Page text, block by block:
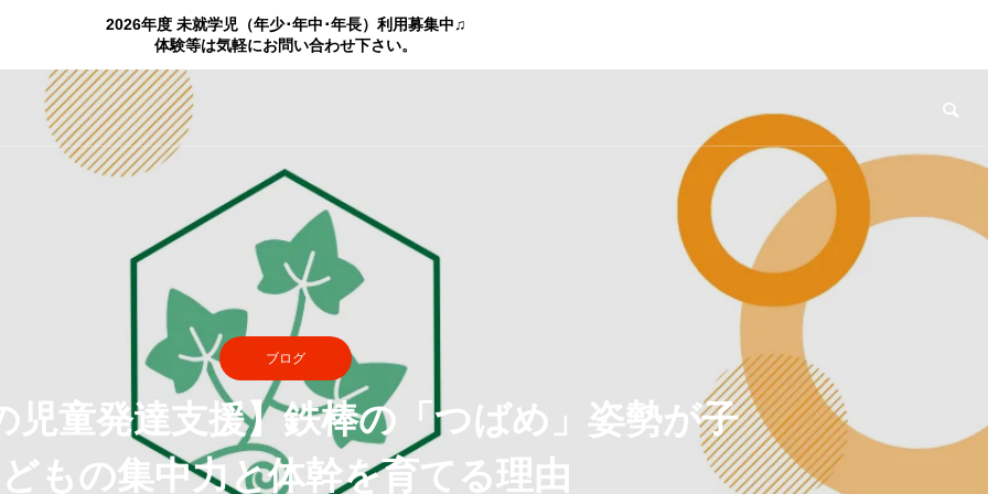
2026年度 未就学児（年少･年中･年長）利用募集中♫
体験等は気軽にお問い合わせ下さい。
ブログ
児童発達支援】鉄棒の「つばめ」姿勢が子
どもの集中力と体幹を育てる理由